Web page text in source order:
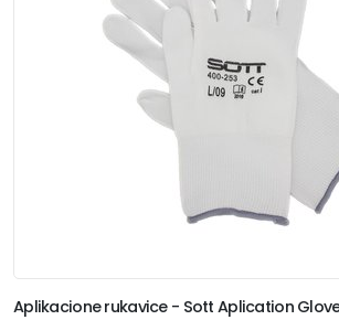
Aplikacione rukavice - Sott Aplication